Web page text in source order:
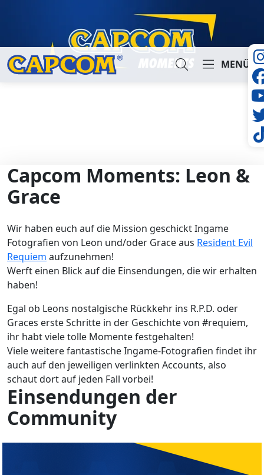
MENÜ
Capcom Moments: Leon &
Grace
Wir haben euch auf die Mission geschickt Ingame
Fotografien von Leon und/oder Grace aus Resident Evil
Requiem aufzunehmen!
Werft einen Blick auf die Einsendungen, die wir erhalten
haben!
Egal ob Leons nostalgische Rückkehr ins R.P.D. oder
Graces erste Schritte in der Geschichte von #requiem,
ihr habt viele tolle Momente festgehalten!
Viele weitere fantastische Ingame-Fotografien findet ihr
auch auf den jeweiligen verlinkten Accounts, also
schaut dort auf jeden Fall vorbei!
Einsendungen der
Community